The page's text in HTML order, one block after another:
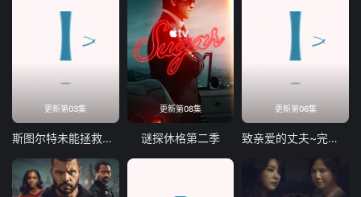
更新第03集
斯图尔特未能拯救宇宙
更新第08集
谜探休格第二季
更新第06集
致亲爱的丈夫~完美妻子的谎言~